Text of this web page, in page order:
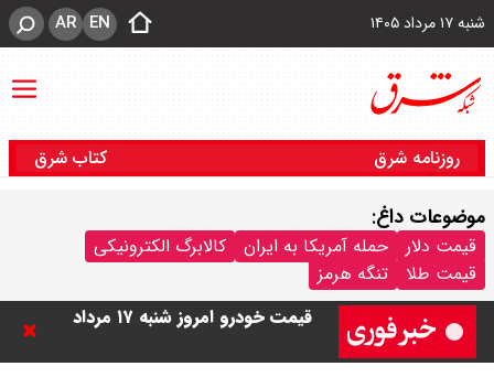
شنبه ۱۷ مرداد ۱۴۰۵ EN
AR
روزنامه شرق کتاب شرق
موضوعات داغ:
قیمت دلار حمله آمریکا به ایران
کالابرگ الکترونیکی
قیمت طلا
تنگه هرمز